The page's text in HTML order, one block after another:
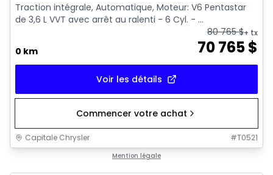
Traction intégrale, Automatique, Moteur: V6 Pentastar
de 3,6 L VVT avec arrêt au ralenti - 6 Cyl. - ...
0 km 70 765$
80 765$+ tx
Voir les détails
Commencer votre achat
Capitale Chrysler #T0521
Mention légale